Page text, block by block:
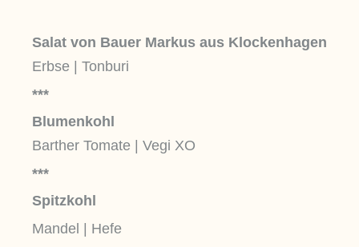
Salat von Bauer Markus aus Klockenhagen
Erbse | Tonburi
***
Blumenkohl
Barther Tomate | Vegi XO
***
Spitzkohl
Mandel | Hefe